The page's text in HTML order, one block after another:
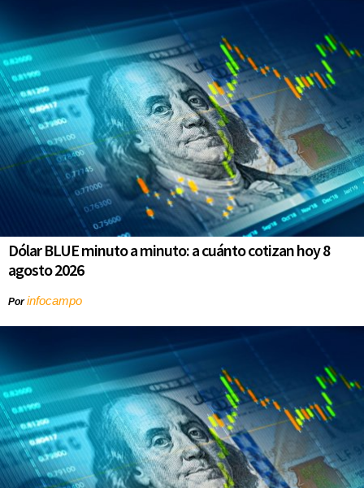
Dólar BLUE minuto a minuto: a cuánto cotizan hoy 8
agosto 2026
Porinfocampo